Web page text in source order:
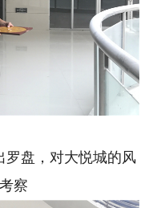
罗盘，对大悦城的风
察